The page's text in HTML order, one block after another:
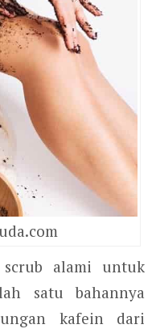
alami untuk
satu bahannya
kafein dari